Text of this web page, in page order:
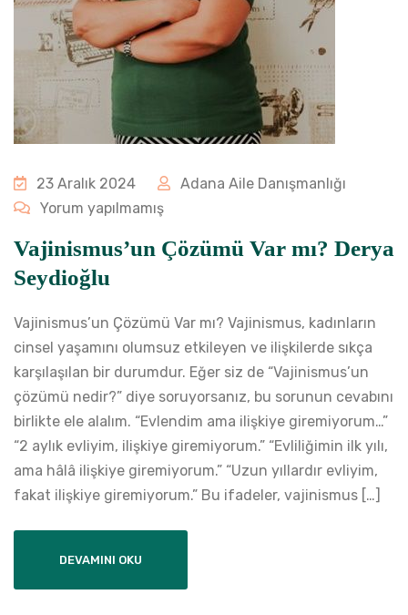
23 Aralık 2024
Adana Aile Danışmanlığı
Yorum yapılmamış
Vajinismus’un Çözümü Var mı? Derya
Seydioğlu
Vajinismus’un Çözümü Var mı? Vajinismus, kadınların
cinsel yaşamını olumsuz etkileyen ve ilişkilerde sıkça
karşılaşılan bir durumdur. Eğer siz de “Vajinismus’un
çözümü nedir?” diye soruyorsanız, bu sorunun cevabını
birlikte ele alalım. “Evlendim ama ilişkiye giremiyorum…”
“2 aylık evliyim, ilişkiye giremiyorum.” “Evliliğimin ilk yılı,
ama hâlâ ilişkiye giremiyorum.” “Uzun yıllardır evliyim,
fakat ilişkiye giremiyorum.” Bu ifadeler, vajinismus […]
DEVAMINI OKU